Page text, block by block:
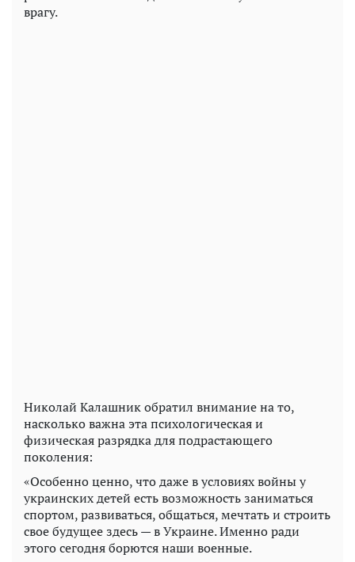
врагу.
Николай Калашник обратил внимание на то,
насколько важна эта психологическая и
физическая разрядка для подрастающего
поколения:
«Особенно ценно, что даже в условиях войны у
украинских детей есть возможность заниматься
спортом, развиваться, общаться, мечтать и строить
свое будущее здесь — в Украине. Именно ради
этого сегодня борются наши военные.